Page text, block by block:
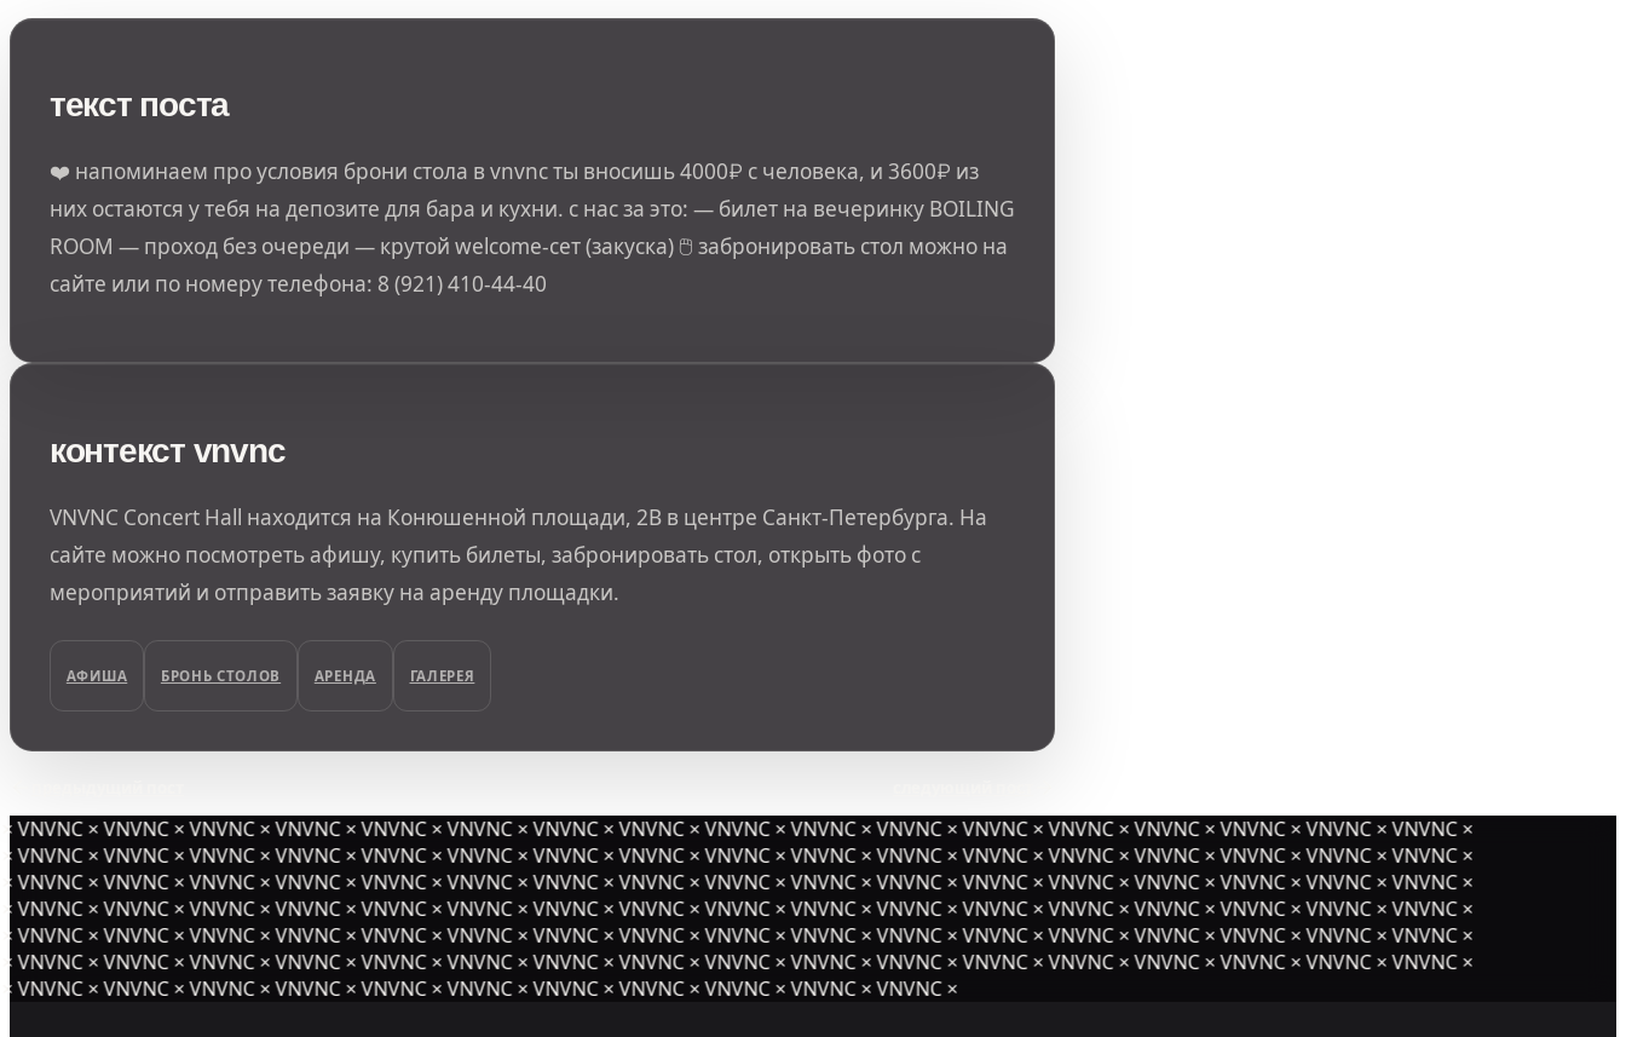
текст поста
❤️ напоминаем про условия брони стола в vnvnc ты вносишь 4000₽ с человека, и 3600₽ из
них остаются у тебя на депозите для бара и кухни. с нас за это: — билет на вечеринку BOILING
ROOM — проход без очереди — крутой welcome-сет (закуска) 🖱 забронировать стол можно на
сайте или по номеру телефона: 8 (921) 410-44-40
контекст vnvnc
VNVNC Concert Hall находится на Конюшенной площади, 2В в центре Санкт-Петербурга. На
сайте можно посмотреть афишу, купить билеты, забронировать стол, открыть фото с
мероприятий и отправить заявку на аренду площадки.
АФИША БРОНЬ СТОЛОВ АРЕНДА ГАЛЕРЕЯ
VNVNC × VNVNC × VNVNC × VNVNC × VNVNC × VNVNC × VNVNC × VNVNC × VNVNC × VNVNC × VNVNC × VNVNC × VNVNC × VNVNC × VNVNC × VNVNC × VNVNC ×
VNVNC × VNVNC × VNVNC × VNVNC × VNVNC × VNVNC × VNVNC × VNVNC × VNVNC × VNVNC × VNVNC × VNVNC × VNVNC × VNVNC × VNVNC × VNVNC × VNVNC ×
VNVNC × VNVNC × VNVNC × VNVNC × VNVNC × VNVNC × VNVNC × VNVNC × VNVNC × VNVNC × VNVNC × VNVNC × VNVNC × VNVNC × VNVNC × VNVNC × VNVNC ×
VNVNC × VNVNC × VNVNC × VNVNC × VNVNC ×VNVNC × VNVNC × VNVNC × VNVNC × VNVNC × VNVNC × VNVNC × VNVNC × VNVNC × VNVNC × VNVNC × VNVNC ×
VNVNC × VNVNC × VNVNC × VNVNC × VNVNC × VNVNC × VNVNC × VNVNC × VNVNC × VNVNC × VNVNC × VNVNC × VNVNC × VNVNC × VNVNC × VNVNC × VNVNC ×
VNVNC × VNVNC × VNVNC × VNVNC × VNVNC × VNVNC × VNVNC × VNVNC × VNVNC × VNVNC × VNVNC × VNVNC × VNVNC × VNVNC × VNVNC × VNVNC × VNVNC ×
VNVNC × VNVNC × VNVNC × VNVNC × VNVNC × VNVNC × VNVNC × VNVNC × VNVNC × VNVNC × VNVNC ×